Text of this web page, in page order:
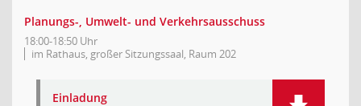
Planungs-, Umwelt- und Verkehrsausschuss
18:00-18:50 Uhr
im Rathaus, großer Sitzungssaal, Raum 202
Einladung